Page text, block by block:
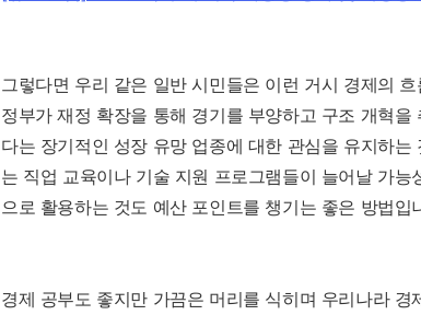
그렇다면 우리 같은 일반 시민들은 이런 거시 경제의
정부가 재정 확장을 통해 경기를 부양하고 구조 개혁
다는 장기적인 성장 유망 업종에 대한 관심을 유지하
는 직업 교육이나 기술 지원 프로그램들이 늘어날 가능
으로 활용하는 것도 예산 포인트를 챙기는 좋은 방법입
경제 공부도 좋지만 가끔은 머리를 식히며 우리나라